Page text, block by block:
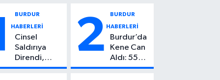
BURDUR
HABERLERİ
Cinsel
Saldırıya
Direndi,
Başından
2 BURDUR
HABERLERİ
Burdur’da
Kene Can
Aldı: 55
Yaşındaki